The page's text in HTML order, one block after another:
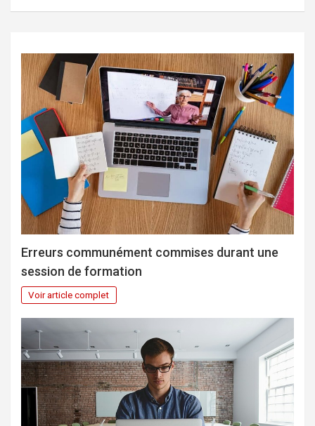
Erreurs communément commises durant une
session de formation
Voir article complet